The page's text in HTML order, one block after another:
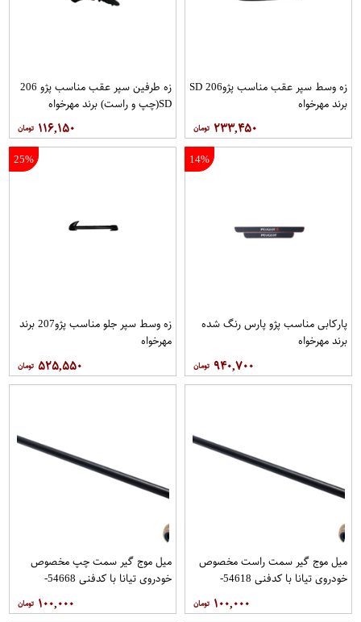
زه وسط سپر عقب مناسب پژو206 SD
برند مهرخواه
۲۳۳,۴۵۰
زه طرفین سپر عقب مناسب پژو 206
SD(چپ و راست) برند مهرخواه
۱۱۶,۱۵۰
14%
پاركابی مناسب پژو پارس رنگ شده
برند مهرخواه
۹۴۰,۷۰۰
25%
زه وسط سپر جلو مناسب پژو207 برند
مهرخواه
۵۲۵,۵۵۰
میل موج گیر سمت راست مخصوص
خودروی تیانا با کدفنی 54618-
1AA0E برندنیسان موتور فروشگاه
مگاموتور
۱۰۰,۰۰۰
میل موج گیر سمت چپ مخصوص
خودروی تیانا با کدفنی 54668-
1AA0E برندنیسان موتور فروشگاه
مگاموتور
۱۰۰,۰۰۰